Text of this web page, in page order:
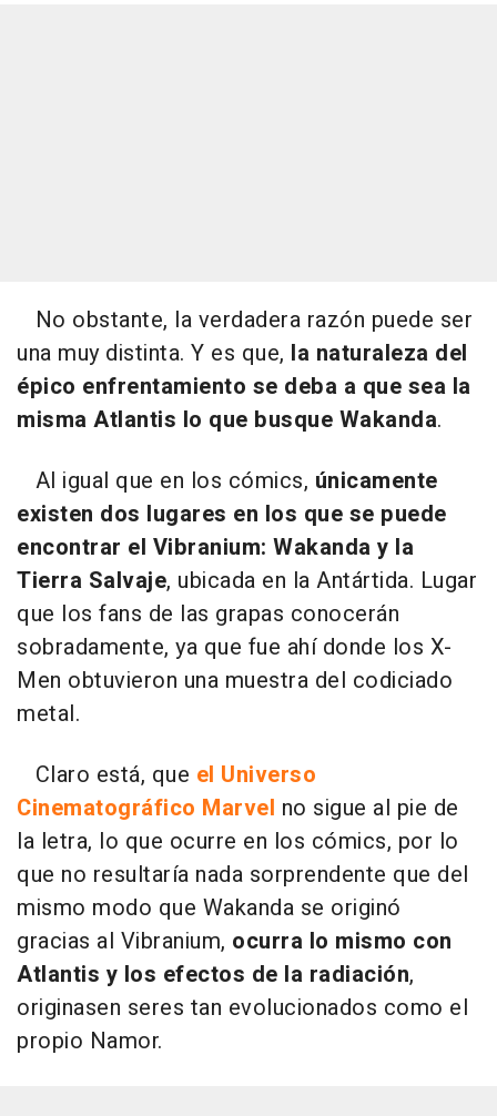
No obstante, la verdadera razón puede ser
una muy distinta. Y es que, la naturaleza del
épico enfrentamiento se deba a que sea la
misma Atlantis lo que busque Wakanda.
Al igual que en los cómics, únicamente
existen dos lugares en los que se puede
encontrar el Vibranium: Wakanda y la
Tierra Salvaje, ubicada en la Antártida. Lugar
que los fans de las grapas conocerán
sobradamente, ya que fue ahí donde los X-
Men obtuvieron una muestra del codiciado
metal.
Claro está, que el Universo
Cinematográfico Marvel no sigue al pie de
la letra, lo que ocurre en los cómics, por lo
que no resultaría nada sorprendente que del
mismo modo que Wakanda se originó
gracias al Vibranium, ocurra lo mismo con
Atlantis y los efectos de la radiación,
originasen seres tan evolucionados como el
propio Namor.